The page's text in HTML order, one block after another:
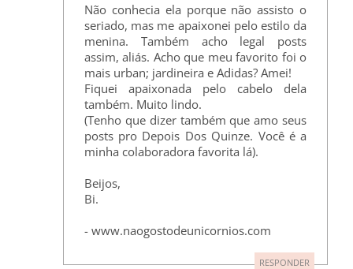
Não conhecia ela porque não assisto o
seriado, mas me apaixonei pelo estilo da
menina. Também acho legal posts
assim, aliás. Acho que meu favorito foi o
mais urban; jardineira e Adidas? Amei!
Fiquei apaixonada pelo cabelo dela
também. Muito lindo.
(Tenho que dizer também que amo seus
posts pro Depois Dos Quinze. Você é a
minha colaboradora favorita lá).
Beijos,
Bi.
- www.naogostodeunicornios.com
RESPONDER